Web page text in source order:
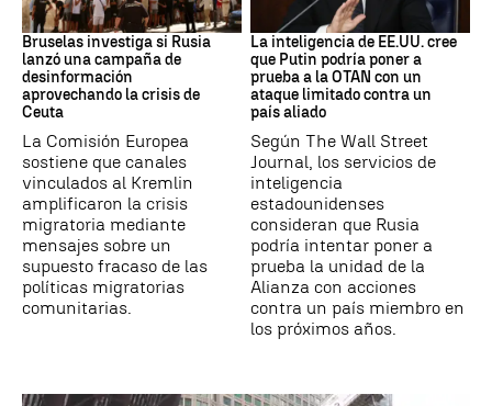
Desinformación rusa
Bruselas investiga si Rusia
lanzó una campaña de
desinformación
aprovechando la crisis de
Ceuta
La Comisión Europea
sostiene que canales
vinculados al Kremlin
amplificaron la crisis
migratoria mediante
mensajes sobre un
supuesto fracaso de las
políticas migratorias
comunitarias.
OTAN
La inteligencia de EE.UU. cree
que Putin podría poner a
prueba a la OTAN con un
ataque limitado contra un
país aliado
Según The Wall Street
Journal, los servicios de
inteligencia
estadounidenses
consideran que Rusia
podría intentar poner a
prueba la unidad de la
Alianza con acciones
contra un país miembro en
los próximos años.